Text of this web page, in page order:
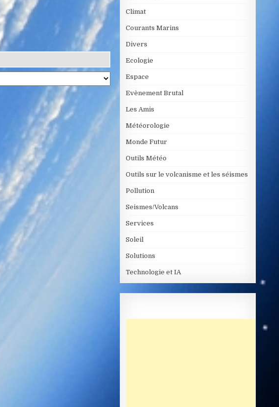
Climat
Courants Marins
Divers
Ecologie
Espace
Evènement Brutal
Les Amis
Météorologie
Monde Futur
Outils Météo
Outils sur le volcanisme et les séismes
Pollution
Seismes/Volcans
Services
Soleil
Solutions
Technologie et IA